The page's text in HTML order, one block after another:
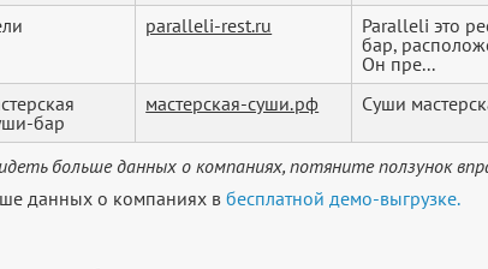
paralleli-rest.ru
Paralleli это
бар,
Он пре...
бар
мастерская-суши.рф Суши
больше данных о компаниях, потяните ползунок
данных о компаниях вбесплатной демо-выгрузке.